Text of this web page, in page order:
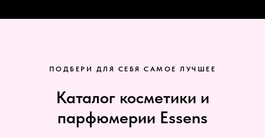
ПОДБЕРИ ДЛЯ СЕБЯ САМОЕ ЛУЧШЕЕ
Каталог косметики и
парфюмерии Essens